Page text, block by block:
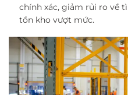
chính xác, giảm rủi ro về
tồn kho vượt mức.